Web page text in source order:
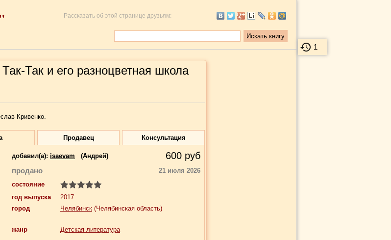
1
Рассказать об этой странице друзьям:
Так и его разноцветная школа
Кривенко.
Продавец Консультация
добавил(a): isaevam (Андрей) 600 руб
продано
21 июля 2026
состояние
год выпуска
2017
город
Челябинск (Челябинская область)
жанр Детская литература